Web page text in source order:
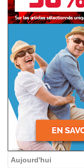
Aujourd'hui